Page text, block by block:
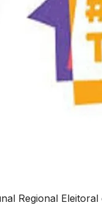
Regional